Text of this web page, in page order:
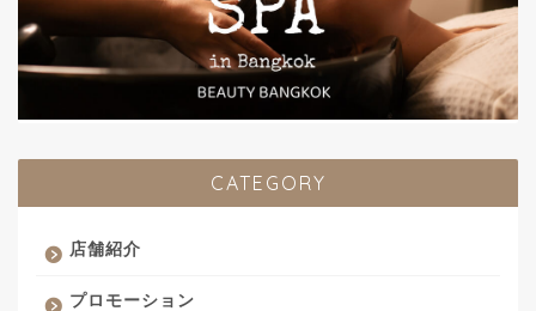
CATEGORY
店舗紹介
プロモーション